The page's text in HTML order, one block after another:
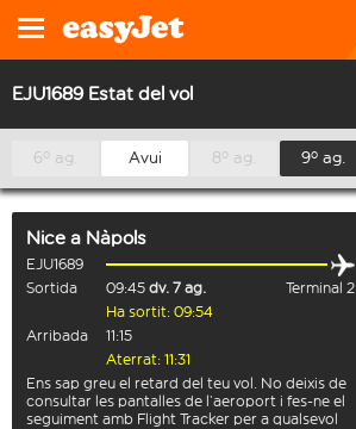
EJU1689 Estat del vol
6º ag. Avui 8º ag. 9º ag.
Nice a Nàpols
EJU1689
Sortida
09:45 dv. 7 ag.
Terminal 2
Ha sortit: 09:54
Arribada
11:15
Aterrat: 11:31
Ens sap greu el retard del teu vol. No deixis de
consultar les pantalles de l’aeroport i fes-ne el
seguiment amb Flight Tracker per a qualsevol